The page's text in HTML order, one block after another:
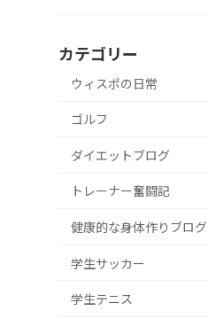
カテゴリー
ウィスポの日常
ゴルフ
ダイエットブログ
トレーナー奮闘記
健康的な身体作りブログ
学生サッカー
学生テニス